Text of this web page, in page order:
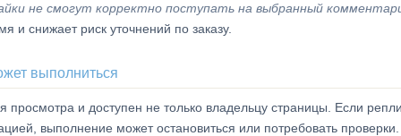
не смогут корректно поступать на выбранный
и снижает риск уточнений по заказу.
выполниться
и доступен не только владельцу страницы. Если
выполнение может остановиться или потребовать проверки.